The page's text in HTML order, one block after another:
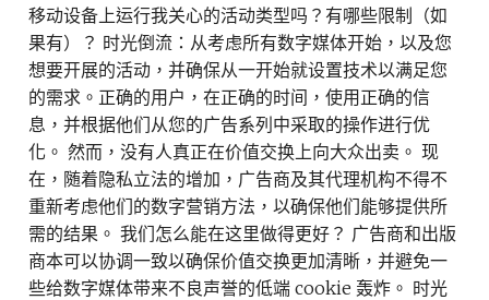
移动设备上运行我关心的活动类型吗？有哪些限制（如
果有）？ 时光倒流：从考虑所有数字媒体开始，以及您
想要开展的活动，并确保从一开始就设置技术以满足您
的需求。正确的用户，在正确的时间，使用正确的信
息，并根据他们从您的广告系列中采取的操作进行优
化。 然而，没有人真正在价值交换上向大众出卖。 现
在，随着隐私立法的增加，广告商及其代理机构不得不
重新考虑他们的数字营销方法，以确保他们能够提供所
需的结果。 我们怎么能在这里做得更好？ 广告商和出版
商本可以协调一致以确保价值交换更加清晰，并避免一
些给数字媒体带来不良声誉的低端 cookie 轰炸。 时光